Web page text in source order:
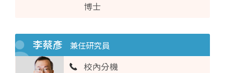
博士
李蔡彥 兼任研究員
校內分機